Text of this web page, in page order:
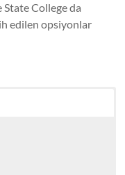
College da
edilen opsiyonlar